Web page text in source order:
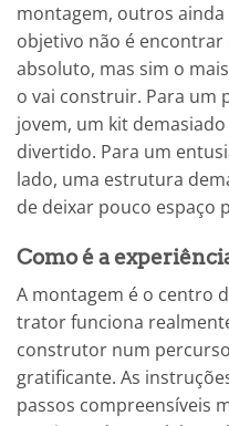
montagem, outros
objetivo não é encontrar
absoluto, mas sim o
o vai construir. Para um
jovem, um kit
divertido. Para um
lado, uma estrutura
de deixar pouco espaço
Como é a
A montagem é o centro
trator funciona
construtor num
gratificante. As
passos compreensíveis